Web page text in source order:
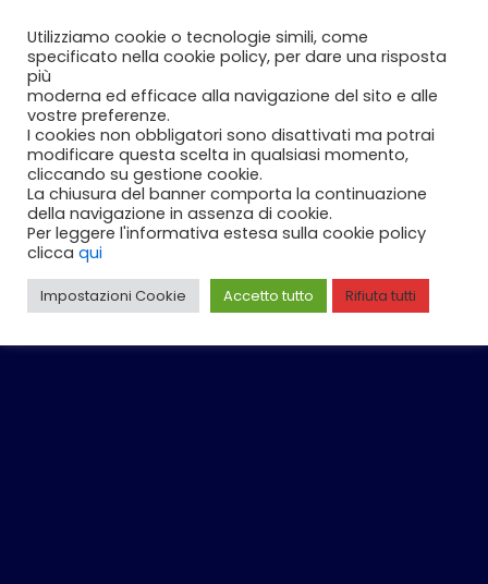
contenuto
Utilizziamo cookie o tecnologie simili, come
specificato nella cookie policy, per dare una risposta
più
moderna ed efficace alla navigazione del sito e alle
vostre preferenze.
I cookies non obbligatori sono disattivati ma potrai
modificare questa scelta in qualsiasi momento,
cliccando su gestione cookie.
La chiusura del banner comporta la continuazione
della navigazione in assenza di cookie.
Per leggere l'informativa estesa sulla cookie policy
clicca qui
Impostazioni Cookie Accetto tutto Rifiuta tutti